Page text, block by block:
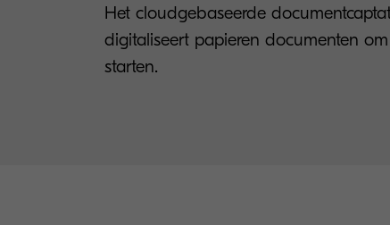
Het cloudgebaseerde
digitaliseert papieren documenten
starten.